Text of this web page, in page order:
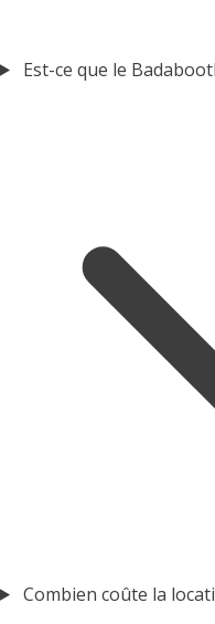
Est-ce que le
Combien coûte la